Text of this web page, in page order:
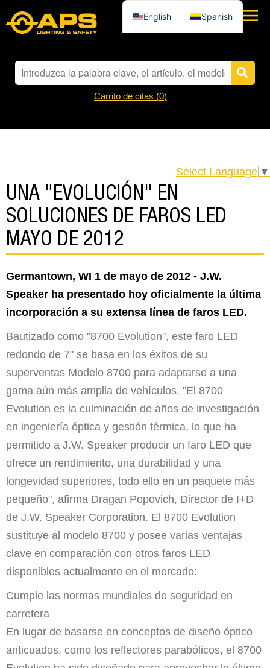
Carrito de citas (0)
Select Language ▼
UNA "EVOLUCIÓN" EN
SOLUCIONES DE FAROS LED
MAYO DE 2012
Germantown, WI 1 de mayo de 2012 - J.W.
Speaker ha presentado hoy oficialmente la última
incorporación a su extensa línea de faros LED.
Bautizado como "8700 Evolution", este faro LED
redondo de 7" se basa en los éxitos de su
superventas Modelo 8700 para adaptarse a una
gama aún más amplia de vehículos. "El 8700
Evolution es la culminación de años de investigación
en ingeniería óptica y gestión térmica, lo que ha
permitido a J.W. Speaker producir un faro LED que
ofrece un rendimiento, una durabilidad y una
longevidad superiores, todo ello en un paquete más
pequeño", afirma Dragan Popovich, Director de I+D
de J.W. Speaker Corporation. El 8700 Evolution
sustituye al modelo 8700 y posee varias ventajas
clave en comparación con otros faros LED
disponibles actualmente en el mercado:
Cumple las normas mundiales de seguridad en
carretera
En lugar de basarse en conceptos de diseño óptico
anticuados, como los reflectores parabólicos, el 8700
English Spanish